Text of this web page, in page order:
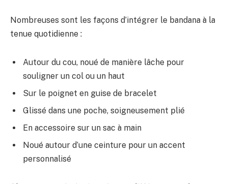
Nombreuses sont les façons d’intégrer le bandana à la
tenue quotidienne :
Autour du cou, noué de manière lâche pour
souligner un col ou un haut
Sur le poignet en guise de bracelet
Glissé dans une poche, soigneusement plié
En accessoire sur un sac à main
Noué autour d’une ceinture pour un accent
personnalisé